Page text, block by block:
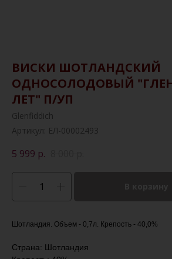
ВИСКИ ШОТЛАНДСКИЙ
ОДНОСОЛОДОВЫЙ
ЛЕТ" П/УП
Glenfiddich
Артикул: ЕЛ-00002493
5 999 р.
Шотландия. Объем - 0,7л. Крепость - 40,0%
Страна: Шотландия